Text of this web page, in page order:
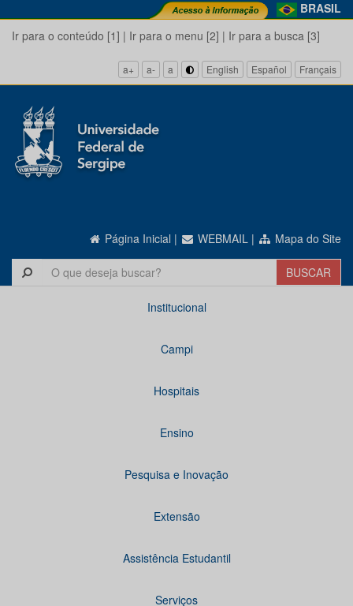
BRASIL
Ir para o conteúdo [1] | Ir para o menu [2] | Ir para a busca [3]
a+ a- a English Español Français
Página Inicial | WEBMAIL | Mapa do Site
Institucional
Campi
Hospitais
Ensino
Pesquisa e Inovação
Extensão
Assistência Estudantil
Serviços